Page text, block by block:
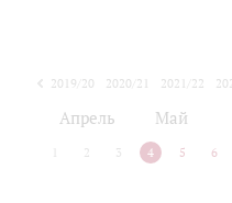
2019/20 2020/21 2021/22
Апрель Май
2 3 4 5 6